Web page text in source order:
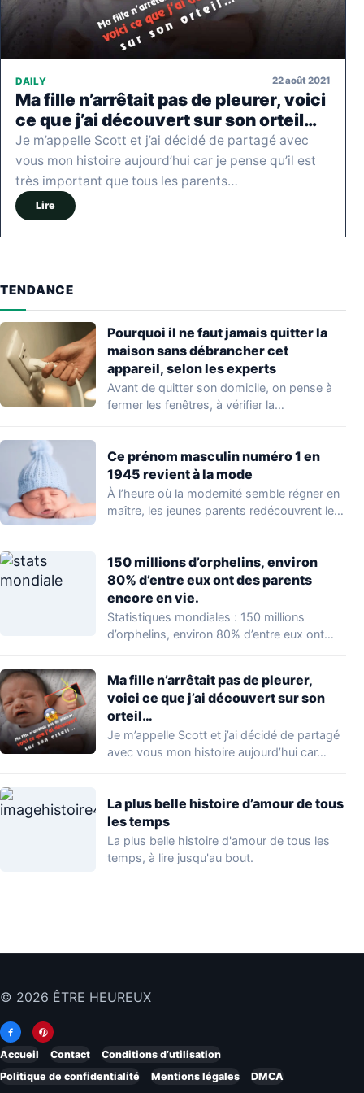
DAILY 22 août 2021
Ma fille n’arrêtait pas de pleurer, voici
ce que j’ai découvert sur son orteil…
Je m’appelle Scott et j’ai décidé de partagé avec
vous mon histoire aujourd’hui car je pense qu’il est
très important que tous les parents…
Lire
TENDANCE
Pourquoi il ne faut jamais quitter la
maison sans débrancher cet
appareil, selon les experts
Avant de quitter son domicile, on pense à
fermer les fenêtres, à vérifier la…
Ce prénom masculin numéro 1 en
1945 revient à la mode
À l’heure où la modernité semble régner en
maître, les jeunes parents redécouvrent le…
150 millions d’orphelins, environ
80% d’entre eux ont des parents
encore en vie.
Statistiques mondiales : 150 millions
d’orphelins, environ 80% d’entre eux ont
Ma fille n’arrêtait pas de pleurer,
voici ce que j’ai découvert sur son
orteil…
Je m’appelle Scott et j’ai décidé de partagé
avec vous mon histoire aujourd’hui car…
La plus belle histoire d’amour de tous
les temps
La plus belle histoire d'amour de tous les
temps, à lire jusqu'au bout.
© 2026 ÊTRE HEUREUX
Accueil Contact
Conditions d’utilisation
Politique de confidentialité
Mentions légales DMCA